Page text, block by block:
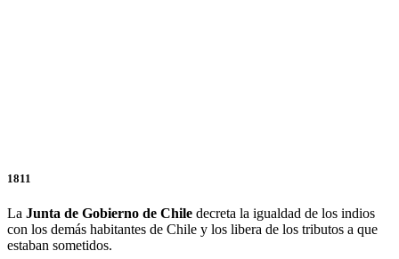
1811
La Junta de Gobierno de Chile decreta la igualdad de los indios
con los demás habitantes de Chile y los libera de los tributos a que
estaban sometidos.